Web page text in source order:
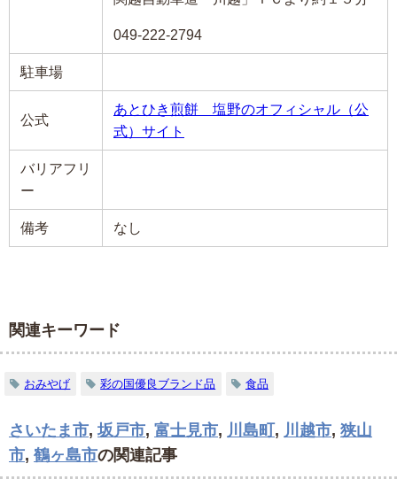
049-222-2794
駐車場
公式
あとひき煎餅 塩野のオフィシャル（公
式）サイト
バリアフリ
ー
備考 なし
関連キーワード
おみやげ 彩の国優良ブランド品 食品
さいたま市,坂戸市, 富士見市, 川島町 , 川越市, 狭山
市, 鶴ヶ島市の関連記事